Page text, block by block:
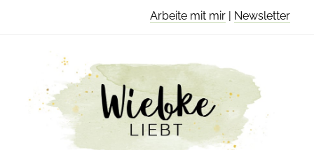
Arbeite mit mir | Newsletter